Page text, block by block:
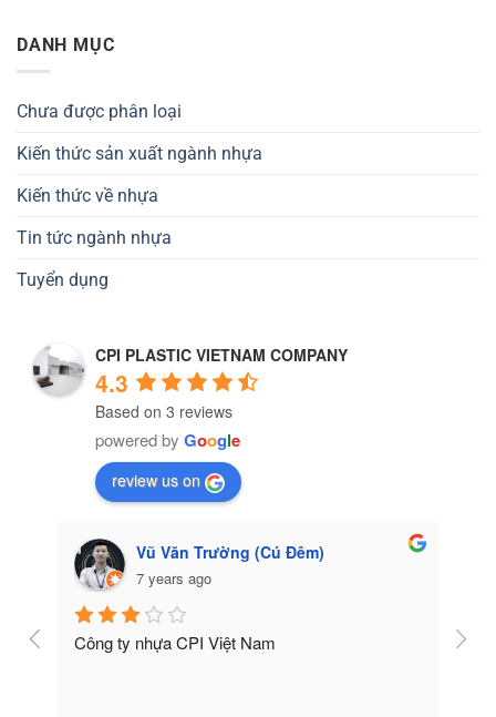
DANH MỤC
Chưa được phân loại
Kiến thức sản xuất ngành nhựa
Kiến thức về nhựa
Tin tức ngành nhựa
Tuyển dụng
CPI PLASTIC VIETNAM COMPANY
4.3
Based on 3 reviews
powered by Google
review us on
Vũ Văn Trường (Cú Đêm)
7 years ago
Công ty nhựa CPI Việt Nam Tốt